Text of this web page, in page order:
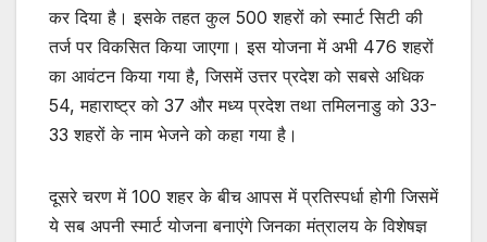
कर दिया है। इसके तहत कुल 500 शहरों को स्मार्ट सिटी की
तर्ज पर विकसित किया जाएगा। इस योजना में अभी 476 शहरों
का आवंटन किया गया है, जिसमें उत्तर प्रदेश को सबसे अधिक
54, महाराष्ट्र को 37 और मध्य प्रदेश तथा तमिलनाडु को 33-
33 शहरों के नाम भेजने को कहा गया है।
दूसरे चरण में 100 शहर के बीच आपस में प्रतिस्पर्धा होगी जिसमें
ये सब अपनी स्मार्ट योजना बनाएंगे जिनका मंत्रालय के विशेषज्ञ